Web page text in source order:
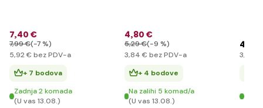
7,40 €
7,99 €(-7 %)
5,92 € bez PDV-a
+ 7 bodova
Zadnja 2 komada
(U vas 13.08.)
4,80 €
5,29 €(-9 %)
3,84 € bez PDV-a
+ 4 bodove
Na zalihi 5 komad/a
(U vas 13.08.)
4
3,29 €
(U